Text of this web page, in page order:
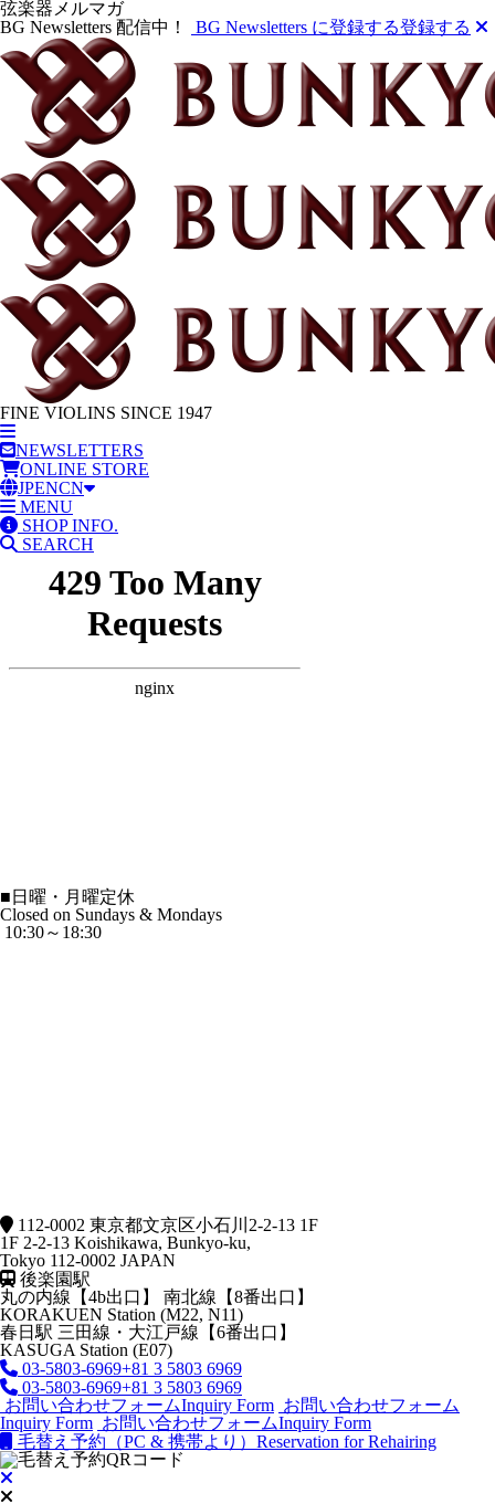
弦楽器メルマガ
BG Newsletters 配信中！
BG Newsletters に登録する登録する
FINE VIOLINS SINCE 1947
NEWSLETTERS
ONLINE STORE
JPENCN
MENU
SHOP INFO.
SEARCH
■ 日曜・月曜定休
Closed on Sundays & Mondays
10:30～18:30
112-0002 東京都文京区小石川2-2-13 1F
1F 2-2-13 Koishikawa, Bunkyo-ku,
Tokyo 112-0002 JAPAN
後楽園駅
丸の内線【4b出口】 南北線【8番出口】
KORAKUEN Station (M22, N11)
春日駅 三田線・大江戸線【6番出口】
KASUGA Station (E07)
03-5803-6969+81 3 5803 6969
03-5803-6969+81 3 5803 6969
お問い合わせフォームInquiry Form お問い合わせフォーム
Inquiry Form お問い合わせフォームInquiry Form
毛替え予約（PC & 携帯より） Reservation for Rehairing